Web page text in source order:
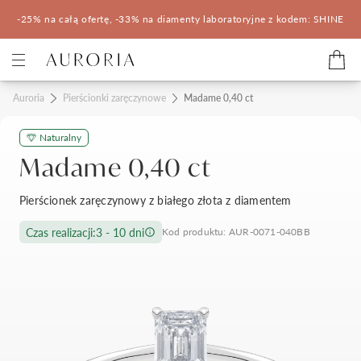
-25% na całą ofertę, -33% na diamenty laboratoryjne z kodem: SHINE
Kategorie
Pierścionki zaręczynowe
Pomocne
Konfigurator 3D
Korzyści z zakupu
Auroria Pierścionki zaręczynowe Madame 0,40 ct
Naturalny
Madame 0,40 ct
Pierścionek zaręczynowy z białego złota z diamentem
Czas realizacji:3 - 10 dni Kod produktu: AUR-0071-040BB